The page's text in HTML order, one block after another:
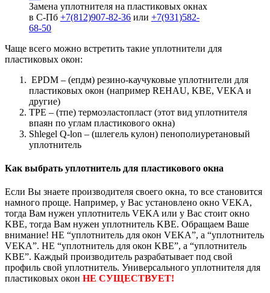
Замена уплотнителя на пластиковых окнах
в С-Пб +7(812)907-82-36 или +7(931)582-
68-50
Чаще всего можно встретить такие уплотнители для
пластиковых окон:
EPDM – (епдм) резино-каучуковые уплотнители для
пластиковых окон (например REHAU, KBE, VEKA и
другие)
ТРЕ – (тпе) термоэластопласт (этот вид уплотнителя
впаян по углам пластикового окна)
Shlegel Q-lon – (шлегель кулон) пенополиуретановый
уплотнитель
Как выбрать уплотнитель для пластикового окна
Если Вы знаете производителя своего окна, то все становится
намного проще. Например, у Вас установлено окно VEKA,
тогда Вам нужен уплотнитель VEKA или у Вас стоит окно
KBE, тогда Вам нужен уплотнитель KBE. Обращаем Ваше
внимание! НЕ “уплотнитель для окон VEKA”, а “уплотнитель
VEKA”. НЕ “уплотнитель для окон KBE”, а “уплотнитель
KBE”. Каждый производитель разрабатывает под свой
профиль свой уплотнитель. Универсального уплотнителя для
пластиковых окон НЕ СУЩЕСТВУЕТ!